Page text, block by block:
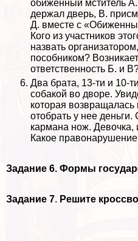
обиженный мститель
держал дверь, В.
Д. вместе с
Кого из участников
назвать
пособником?
ответственность Б. и
Два брата, 13-ти и 10-
собакой во дворе.
которая
отобрать у нее
кармана нож. Дeвoчка,
Какое
Задание 6. Формы
Задание 7. Решите